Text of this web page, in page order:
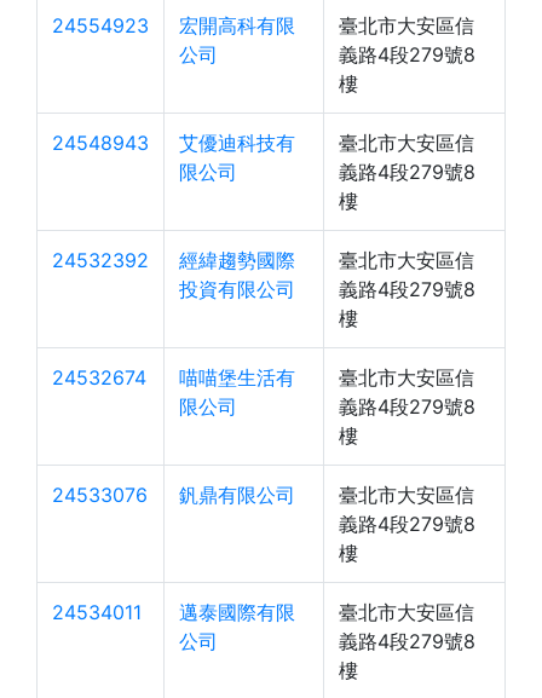
24554923
宏開高科有限
公司
臺北市大安區信
義路4段279號8
樓
24548943
艾優迪科技有
限公司
臺北市大安區信
義路4段279號8
樓
24532392
經緯趨勢國際
投資有限公司
臺北市大安區信
義路4段279號8
樓
24532674
喵喵堡生活有
限公司
臺北市大安區信
義路4段279號8
樓
24533076 釩鼎有限公司
臺北市大安區信
義路4段279號8
樓
24534011
邁泰國際有限
公司
臺北市大安區信
義路4段279號8
樓